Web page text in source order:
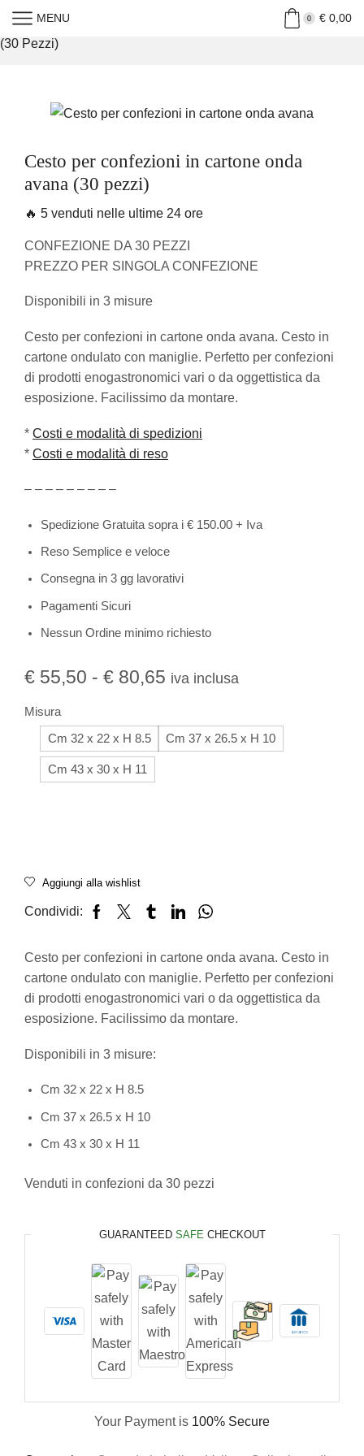
MENU 0 €0,00
Home »Shop
Cesto Per Confezioni In Cartone Onda Avana
(30 Pezzi)
Cesto per confezioni in cartone onda
avana (30 pezzi)
🔥 5 venduti nelle ultime 24 ore
CONFEZIONE DA 30 PEZZI
PREZZO PER SINGOLA CONFEZIONE
Disponibili in 3 misure
Cesto per confezioni in cartone onda avana. Cesto in
cartone ondulato con maniglie. Perfetto per confezioni
di prodotti enogastronomici vari o da oggettistica da
esposizione. Facilissimo da montare.
* Costi e modalità di spedizioni
* Costi e modalità di reso
– – – – – – – – –
Spedizione Gratuita sopra i € 150.00 + Iva
Reso Semplice e veloce
Consegna in 3 gg lavorativi
Pagamenti Sicuri
Nessun Ordine minimo richiesto
€ 55,50 - € 80,65 iva inclusa
Misura
Cm 32 x 22 x H 8.5 Cm 37 x 26.5 x H 10
Cm 43 x 30 x H 11
Aggiungi alla wishlist
Condividi:
Cesto per confezioni in cartone onda avana. Cesto in
cartone ondulato con maniglie. Perfetto per confezioni
di prodotti enogastronomici vari o da oggettistica da
esposizione. Facilissimo da montare.
Disponibili in 3 misure:
Cm 32 x 22 x H 8.5
Cm 37 x 26.5 x H 10
Cm 43 x 30 x H 11
Venduti in confezioni da 30 pezzi
GUARANTEED SAFE CHECKOUT
Your Payment is 100% Secure